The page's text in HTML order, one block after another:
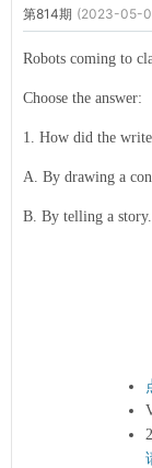
第814期 (2023-05-
Robots coming to
Choose the answer:
1. How did the
A. By drawing a
B. By telling a story.